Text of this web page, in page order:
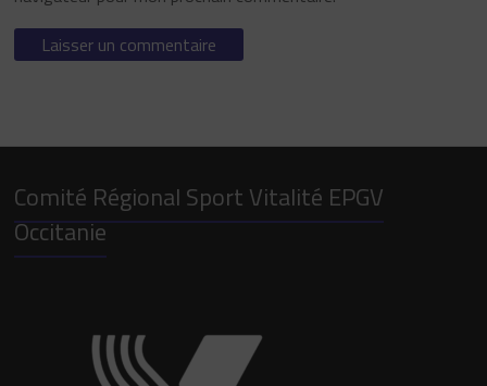
Comité Régional Sport Vitalité EPGV
Occitanie